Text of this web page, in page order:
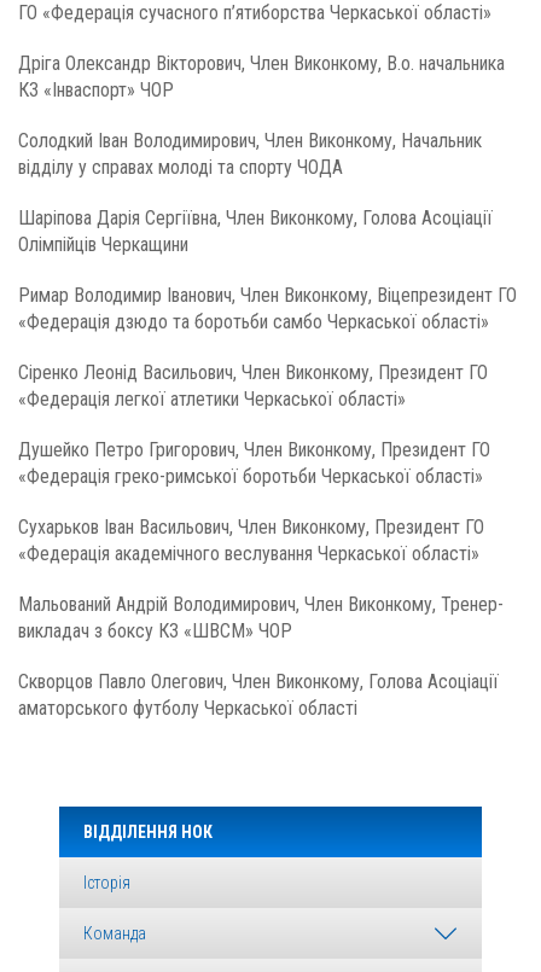
ГО «Федерація сучасного п’ятиборства Черкаської області»
Дріга Олександр Вікторович, Член Виконкому, В.о. начальника
КЗ «Інваспорт» ЧОР
Солодкий Іван Володимирович, Член Виконкому, Начальник
відділу у справах молоді та спорту ЧОДА
Шаріпова Дарія Сергіївна, Член Виконкому, Голова Асоціації
Олімпійців Черкащини
Римар Володимир Іванович, Член Виконкому, Віцепрезидент ГО
«Федерація дзюдо та боротьби самбо Черкаської області»
Сіренко Леонід Васильович, Член Виконкому, Президент ГО
«Федерація легкої атлетики Черкаської області»
Душейко Петро Григорович, Член Виконкому, Президент ГО
«Федерація греко-римської боротьби Черкаської області»
Сухарьков Іван Васильович, Член Виконкому, Президент ГО
«Федерація академічного веслування Черкаської області»
Мальований Андрій Володимирович, Член Виконкому, Тренер-
викладач з боксу КЗ «ШВСМ» ЧОР
Скворцов Павло Олегович, Член Виконкому, Голова Асоціації
аматорського футболу Черкаської області
ВІДДІЛЕННЯ НОК
Історія
Команда